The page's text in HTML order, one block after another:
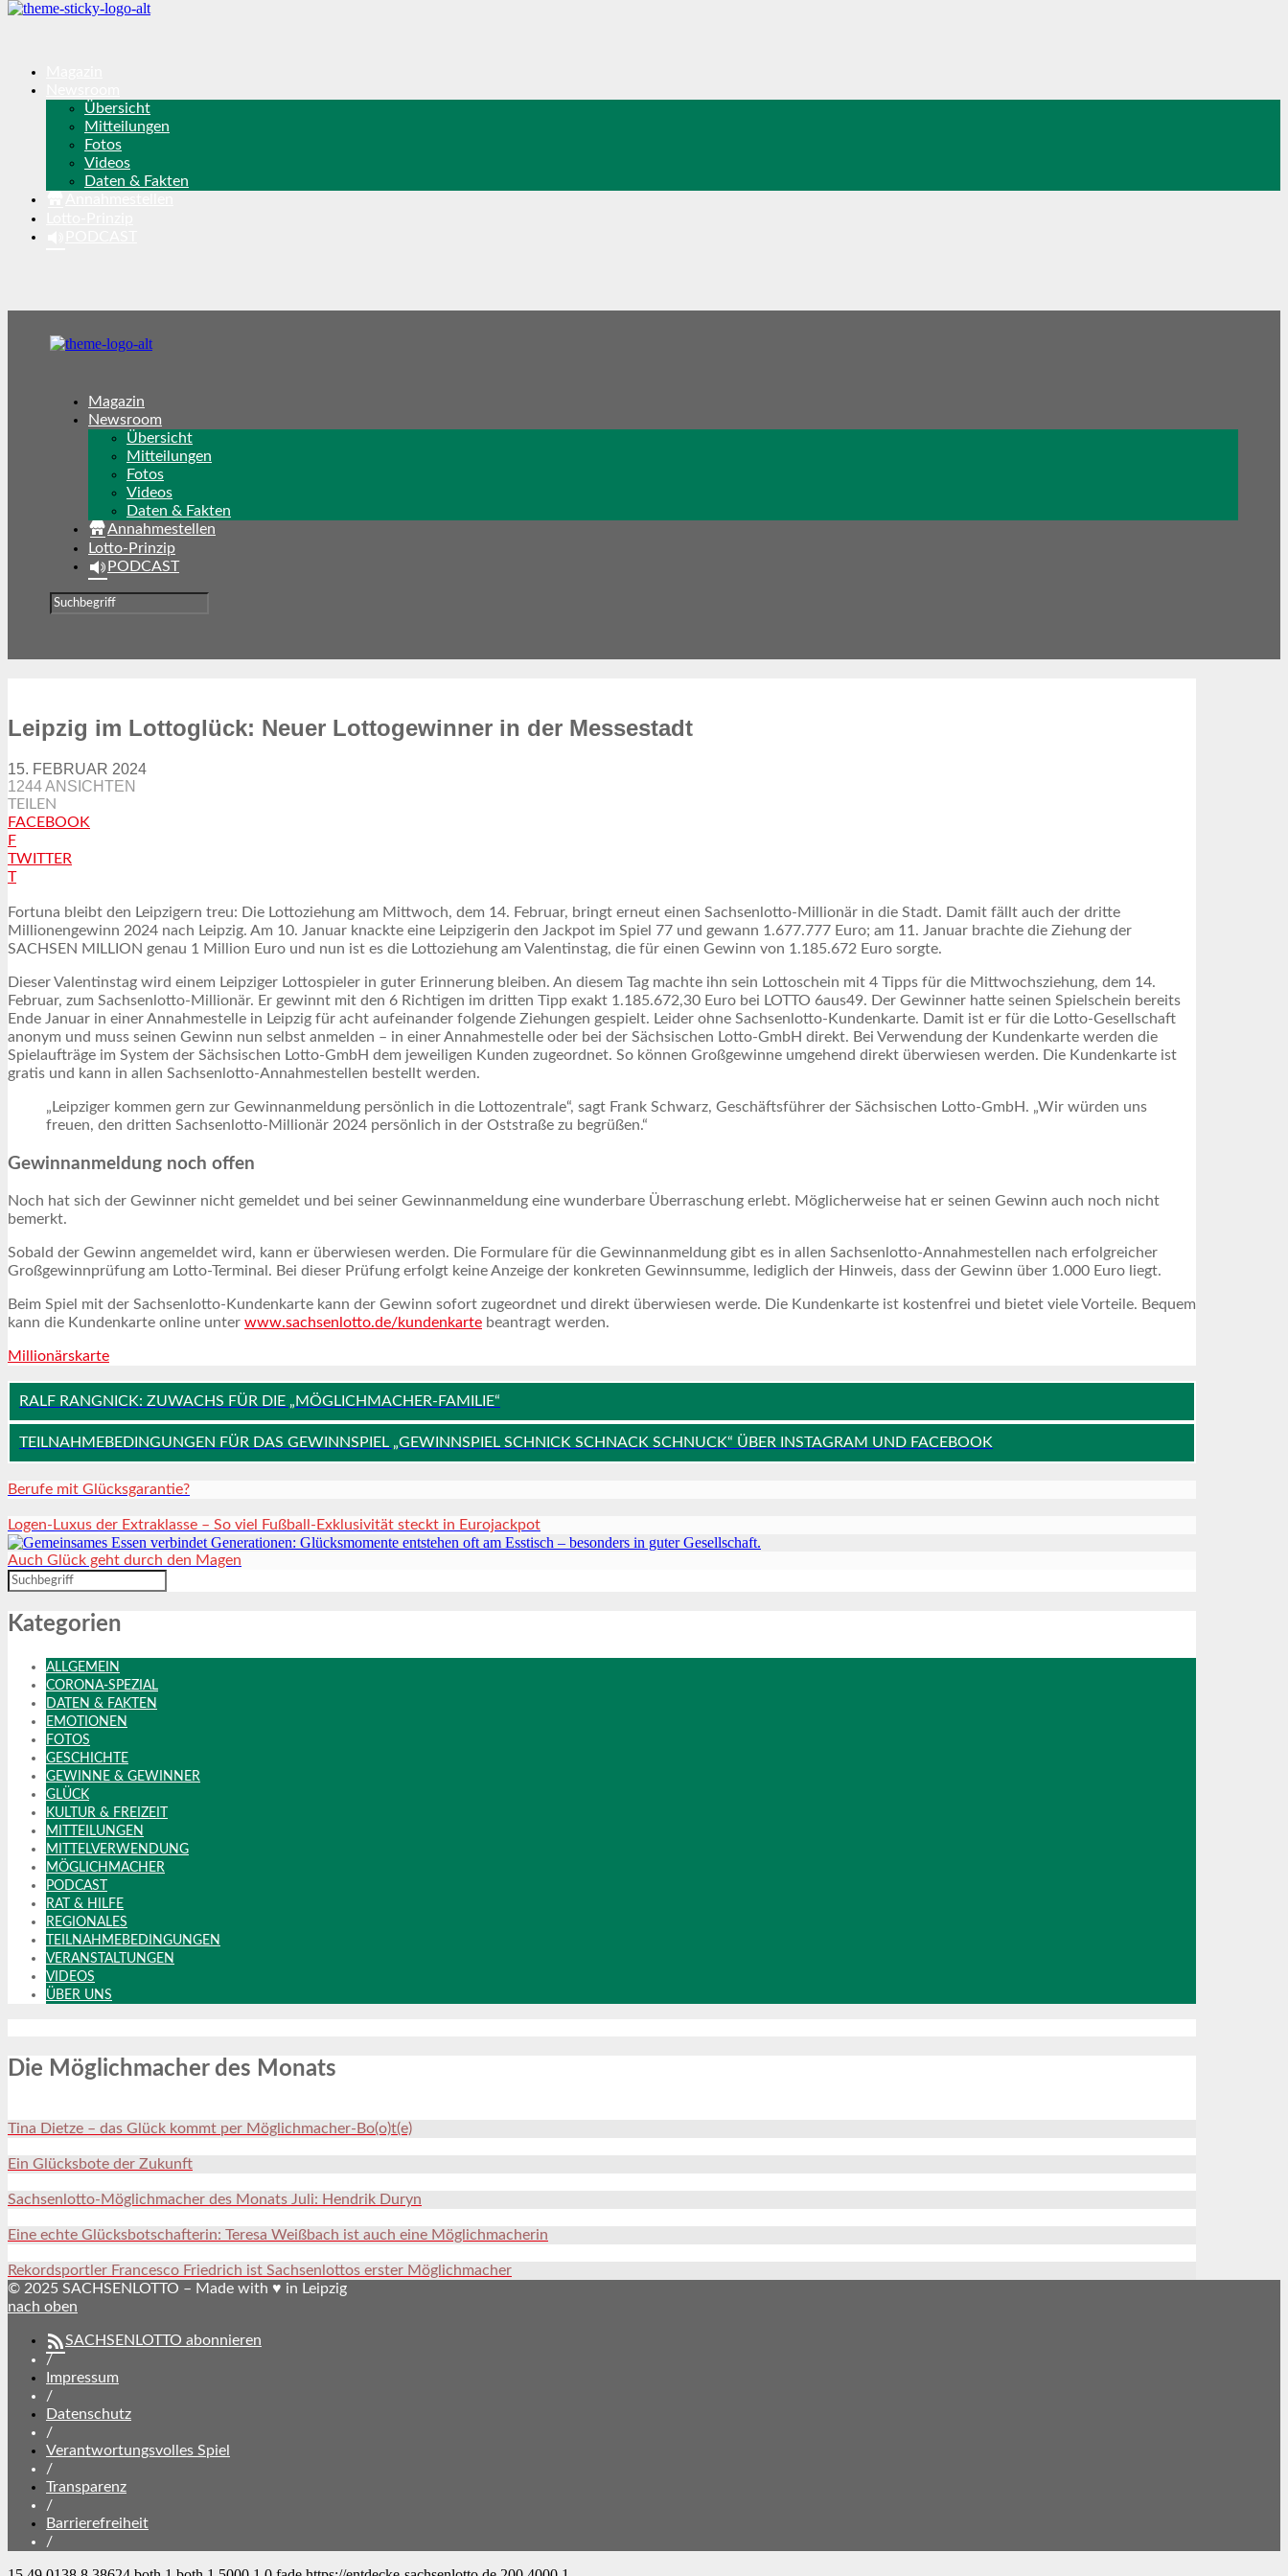
Übersicht
Mitteilungen
Fotos
Videos
Daten & Fakten
Magazin
Newsroom
Übersicht
Mitteilungen
Fotos
Videos
Daten & Fakten
Annahmestellen
Lotto-Prinzip
PODCAST
Leipzig im Lottoglück: Neuer Lottogewinner in der Messestadt
15. FEBRUAR 2024
1244 ANSICHTEN
TEILEN
FACEBOOK
F
TWITTER
T
Fortuna bleibt den Leipzigern treu: Die Lottoziehung am Mittwoch, dem 14. Februar, bringt erneut einen Sachsenlotto-Millionär in die Stadt. Damit fällt auch der dritte
Millionengewinn 2024 nach Leipzig. Am 10. Januar knackte eine Leipzigerin den Jackpot im Spiel 77 und gewann 1.677.777 Euro; am 11. Januar brachte die Ziehung der
SACHSEN MILLION genau 1 Million Euro und nun ist es die Lottoziehung am Valentinstag, die für einen Gewinn von 1.185.672 Euro sorgte.
Dieser Valentinstag wird einem Leipziger Lottospieler in guter Erinnerung bleiben. An diesem Tag machte ihn sein Lottoschein mit 4 Tipps für die Mittwochsziehung, dem 14.
Februar, zum Sachsenlotto-Millionär. Er gewinnt mit den 6 Richtigen im dritten Tipp exakt 1.185.672,30 Euro bei LOTTO 6aus49. Der Gewinner hatte seinen Spielschein bereits
Ende Januar in einer Annahmestelle in Leipzig für acht aufeinander folgende Ziehungen gespielt. Leider ohne Sachsenlotto-Kundenkarte. Damit ist er für die Lotto-Gesellschaft
anonym und muss seinen Gewinn nun selbst anmelden – in einer Annahmestelle oder bei der Sächsischen Lotto-GmbH direkt. Bei Verwendung der Kundenkarte werden die
Spielaufträge im System der Sächsischen Lotto-GmbH dem jeweiligen Kunden zugeordnet. So können Großgewinne umgehend direkt überwiesen werden. Die Kundenkarte ist
gratis und kann in allen Sachsenlotto-Annahmestellen bestellt werden.
„Leipziger kommen gern zur Gewinnanmeldung persönlich in die Lottozentrale“, sagt Frank Schwarz, Geschäftsführer der Sächsischen Lotto-GmbH. „Wir würden uns
freuen, den dritten Sachsenlotto-Millionär 2024 persönlich in der Oststraße zu begrüßen.“
Gewinnanmeldung noch offen
Noch hat sich der Gewinner nicht gemeldet und bei seiner Gewinnanmeldung eine wunderbare Überraschung erlebt. Möglicherweise hat er seinen Gewinn auch noch nicht
bemerkt.
Sobald der Gewinn angemeldet wird, kann er überwiesen werden. Die Formulare für die Gewinnanmeldung gibt es in allen Sachsenlotto-Annahmestellen nach erfolgreicher
Großgewinnprüfung am Lotto-Terminal. Bei dieser Prüfung erfolgt keine Anzeige der konkreten Gewinnsumme, lediglich der Hinweis, dass der Gewinn über 1.000 Euro liegt.
Beim Spiel mit der Sachsenlotto-Kundenkarte kann der Gewinn sofort zugeordnet und direkt überwiesen werde. Die Kundenkarte ist kostenfrei und bietet viele Vorteile. Bequem
kann die Kundenkarte online unter www.sachsenlotto.de/kundenkarte beantragt werden.
Millionärskarte
RALF RANGNICK: ZUWACHS FÜR DIE „MÖGLICHMACHER-FAMILIE“
TEILNAHMEBEDINGUNGEN FÜR DAS GEWINNSPIEL „GEWINNSPIEL SCHNICK SCHNACK SCHNUCK“ ÜBER INSTAGRAM UND FACEBOOK
Berufe mit Glücksgarantie?
Logen-Luxus der Extraklasse – So viel Fußball-Exklusivität steckt in Eurojackpot
Auch Glück geht durch den Magen
Kategorien
ALLGEMEIN
CORONA-SPEZIAL
DATEN & FAKTEN
EMOTIONEN
FOTOS
GESCHICHTE
GEWINNE & GEWINNER
GLÜCK
KULTUR & FREIZEIT
MITTEILUNGEN
MITTELVERWENDUNG
MÖGLICHMACHER
PODCAST
RAT & HILFE
REGIONALES
TEILNAHMEBEDINGUNGEN
VERANSTALTUNGEN
VIDEOS
ÜBER UNS
Die Möglichmacher des Monats
Tina Dietze – das Glück kommt per Möglichmacher-Bo(o)t(e)
Ein Glücksbote der Zukunft
Sachsenlotto-Möglichmacher des Monats Juli: Hendrik Duryn
Eine echte Glücksbotschafterin: Teresa Weißbach ist auch eine Möglichmacherin
Rekordsportler Francesco Friedrich ist Sachsenlottos erster Möglichmacher
© 2025 SACHSENLOTTO – Made with ♥ in Leipzig
nach oben
SACHSENLOTTO abonnieren
/
Impressum
/
Datenschutz
/
Verantwortungsvolles Spiel
/
Transparenz
/
Barrierefreiheit
/